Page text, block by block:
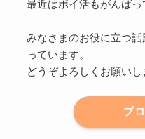
最近はポイ活もがんばっ
みなさまのお役に立つ
っています。
どうぞよろしくお願いし
プ